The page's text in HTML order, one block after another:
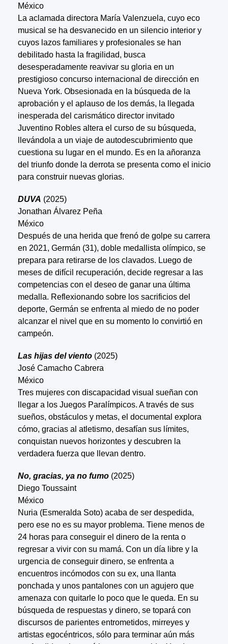
México
La aclamada directora María Valenzuela, cuyo eco
musical se ha desvanecido en un silencio interior y
cuyos lazos familiares y profesionales se han
debilitado hasta la fragilidad, busca
desesperadamente reavivar su gloria en un
prestigioso concurso internacional de dirección en
Nueva York. Obsesionada en la búsqueda de la
aprobación y el aplauso de los demás, la llegada
inesperada del carismático director invitado
Juventino Robles altera el curso de su búsqueda,
llevándola a un viaje de autodescubrimiento que
cuestiona su lugar en el mundo. Es en la añoranza
del triunfo donde la derrota se presenta como el inicio
para construir nuevas glorias.
DUVA (2025)
Jonathan Álvarez Peña
México
Después de una herida que frenó de golpe su carrera
en 2021, Germán (31), doble medallista olímpico, se
prepara para retirarse de los clavados. Luego de
meses de difícil recuperación, decide regresar a las
competencias con el deseo de ganar una última
medalla. Reflexionando sobre los sacrificios del
deporte, Germán se enfrenta al miedo de no poder
alcanzar el nivel que en su momento lo convirtió en
campeón.
Las hijas del viento(2025)
José Camacho Cabrera
México
Tres mujeres con discapacidad visual sueñan con
llegar a los Juegos Paralímpicos. A través de sus
sueños, obstáculos y metas, el documental explora
cómo, gracias al atletismo, desafían sus límites,
conquistan nuevos horizontes y descubren la
verdadera fuerza que llevan dentro.
No, gracias, ya no fumo(2025)
Diego Toussaint
México
Nuria (Esmeralda Soto) acaba de ser despedida,
pero ese no es su mayor problema. Tiene menos de
24 horas para conseguir el dinero de la renta o
regresar a vivir con su mamá. Con un día libre y la
urgencia de conseguir dinero, se enfrenta a
encuentros incómodos con su ex, una llanta
ponchada y unos pantalones con un agujero que
amenaza con quitarle lo poco que le queda. En su
búsqueda de respuestas y dinero, se topará con
discursos de parientes entrometidos, mirreyes y
artistas egocéntricos, sólo para terminar aún más